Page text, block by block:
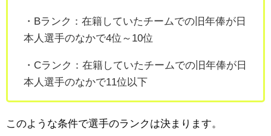
・Bランク：在籍していたチームでの旧年俸が日
本人選手のなかで4位～10位
・Cランク：在籍していたチームでの旧年俸が日
本人選手のなかで11位以下
このような条件で選手のランクは決まります。